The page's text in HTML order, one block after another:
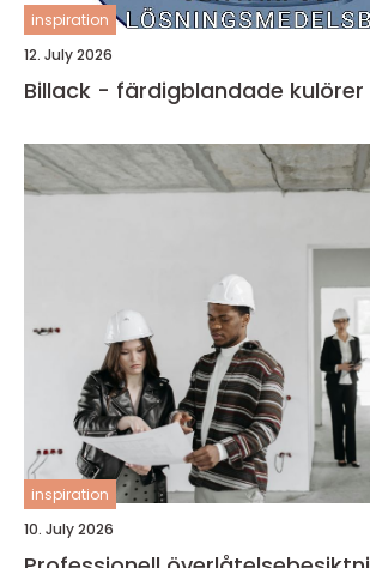
inspiration
12. July 2026
Billack - färdigblandade kulörer
inspiration
10. July 2026